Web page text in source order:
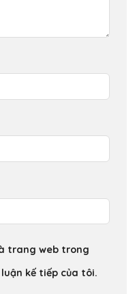
trang web trong
kế tiếp của tôi.